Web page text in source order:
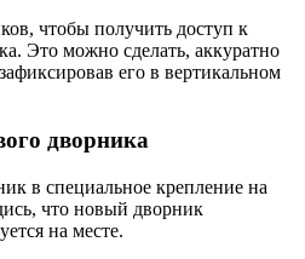
чтобы получить доступ к
Это можно сделать, аккуратно
его в вертикальном
дворника
в специальное крепление на
что новый дворник
на месте.